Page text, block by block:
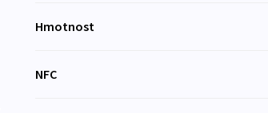
Hmotnost
NFC